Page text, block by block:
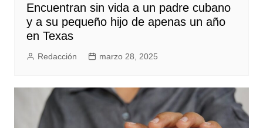
Encuentran sin vida a un padre cubano
y a su pequeño hijo de apenas un año
en Texas
Redacción marzo 28, 2025